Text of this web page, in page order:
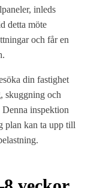
inleds
detta möte
och får en
din fastighet
skuggning och
inspektion
plan kan ta upp till